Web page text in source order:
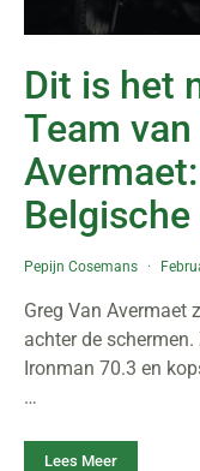
Dit is het
Team van
Pepijn Cosemans
Greg Van Avermaet
achter de
Ironman 70.3 en
…
Lees Meer